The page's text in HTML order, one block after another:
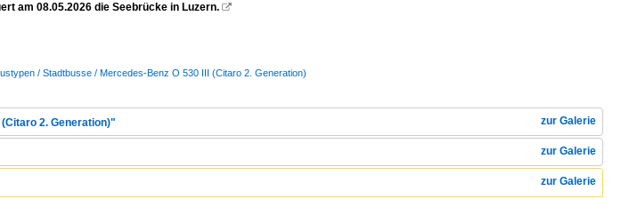
am 08.05.2026 die Seebrücke in Luzern. 
/ Stadtbusse / Mercedes-Benz O 530 III (Citaro 2. Generation)
zur Galerie
2. Generation)"
zur Galerie
zur Galerie